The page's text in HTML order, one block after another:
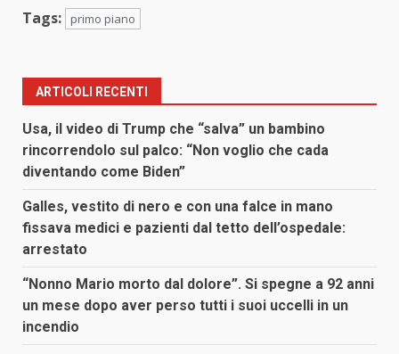
Tags: primo piano
ARTICOLI RECENTI
Usa, il video di Trump che “salva” un bambino
rincorrendolo sul palco: “Non voglio che cada
diventando come Biden”
Galles, vestito di nero e con una falce in mano
fissava medici e pazienti dal tetto dell’ospedale:
arrestato
“Nonno Mario morto dal dolore”. Si spegne a 92 anni
un mese dopo aver perso tutti i suoi uccelli in un
incendio